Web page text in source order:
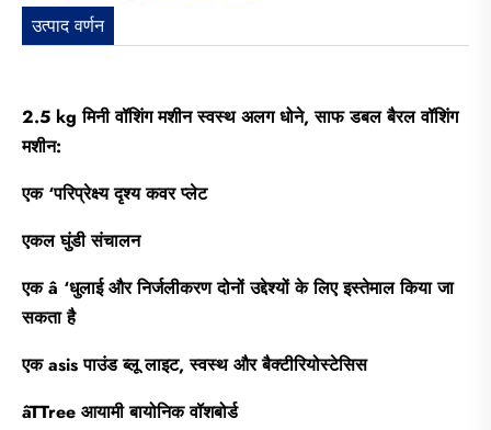
उत्पाद वर्णन
2.5 kg मिनी वॉशिंग मशीन स्वस्थ अलग धोने, साफ डबल बैरल वॉशिंग
मशीन:
एक ‘परिप्रेक्ष्य दृश्य कवर प्लेट
एकल घुंडी संचालन
एक â ‘धुलाई और निर्जलीकरण दोनों उद्देश्यों के लिए इस्तेमाल किया जा
सकता है
एक asis पाउंड ब्लू लाइट, स्वस्थ और बैक्टीरियोस्टेसिस
âTTree आयामी बायोनिक वॉशबोर्ड